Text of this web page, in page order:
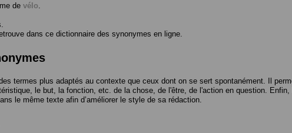
de vélo
dans ce dictionnaire des synonymes en ligne.
termes plus adaptés au contexte que ceux dont on se sert spontanément. Il
le but, la fonction, etc. de la chose, de l'être, de l'action en question. Enfin,
le même texte afin d’améliorer le style de sa rédaction.